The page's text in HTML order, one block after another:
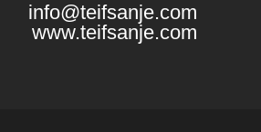
info@teifsanje.com
www.teifsanje.com